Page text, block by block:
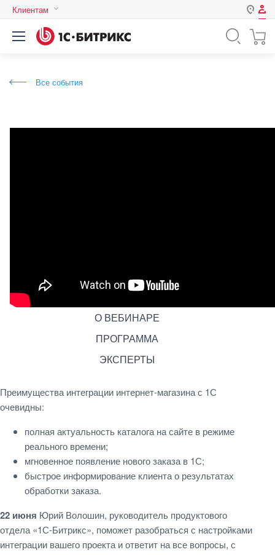
Клиентам
Авторизация
Все события
О ВЕБИНАРЕ
ПРОГРАММА
ЭКСПЕРТЫ
Преимущества интеграции интернет-магазина с 1С
очевидны:
полная актуальность каталога на сайте в режиме
реального времени;
мгновенное появление нового заказа в 1С;
быстрое информирование клиента о результатах
обработки заказа.
22 июня Юрий Волошин, руководитель продуктового
отдела «1С-Битрикс», поможет разобраться с настройками
интеграции вашего проекта и ответит на все вопросы, с